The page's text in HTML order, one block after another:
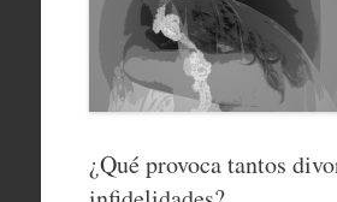
¿Qué provoca tantos